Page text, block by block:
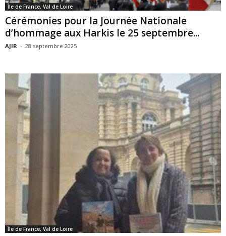
Île de France, Val de Loire
Cérémonies pour la Journée Nationale
d’hommage aux Harkis le 25 septembre...
AJIR - 28 septembre 2025
Île de France, Val de Loire